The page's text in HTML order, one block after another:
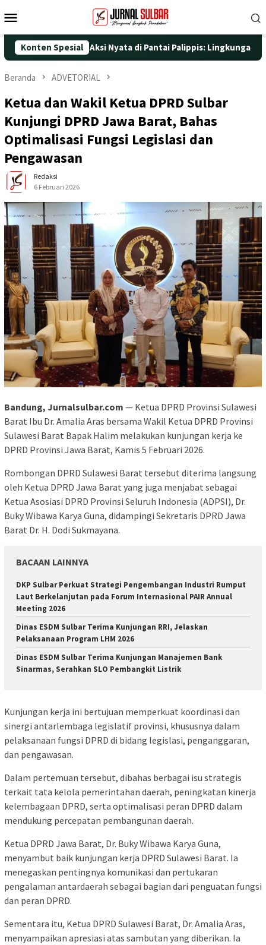
ke
Mobile
Konten Spesial
25 dengan Aksi Nyata di Pantai Palippis: Lingkungan dan
Beranda ADVETORIAL
Ketua dan Wakil Ketua DPRD Sulbar
Kunjungi DPRD Jawa Barat, Bahas
Optimalisasi Fungsi Legislasi dan
Pengawasan
Redaksi
6 Februari 2026
Bandung, Jurnalsulbar.com — Ketua DPRD Provinsi Sulawesi
Barat Ibu Dr. Amalia Aras bersama Wakil Ketua DPRD Provinsi
Sulawesi Barat Bapak Halim melakukan kunjungan kerja ke
DPRD Provinsi Jawa Barat, Kamis 5 Februari 2026.
Rombongan DPRD Sulawesi Barat tersebut diterima langsung
oleh Ketua DPRD Jawa Barat yang juga menjabat sebagai
Ketua Asosiasi DPRD Provinsi Seluruh Indonesia (ADPSI), Dr.
Buky Wibawa Karya Guna, didampingi Sekretaris DPRD Jawa
Barat Dr. H. Dodi Sukmayana.
BACAAN LAINNYA
DKP Sulbar Perkuat Strategi Pengembangan Industri Rumput
Laut Berkelanjutan pada Forum Internasional PAIR Annual
Meeting 2026
Dinas ESDM Sulbar Terima Kunjungan RRI, Jelaskan
Pelaksanaan Program LHM 2026
Dinas ESDM Sulbar Terima Kunjungan Manajemen Bank
Sinarmas, Serahkan SLO Pembangkit Listrik
Kunjungan kerja ini bertujuan memperkuat koordinasi dan
sinergi antarlembaga legislatif provinsi, khususnya dalam
pelaksanaan fungsi DPRD di bidang legislasi, penganggaran,
dan pengawasan.
Dalam pertemuan tersebut, dibahas berbagai isu strategis
terkait tata kelola pemerintahan daerah, peningkatan kinerja
kelembagaan DPRD, serta optimalisasi peran DPRD dalam
mendukung percepatan pembangunan daerah.
Ketua DPRD Jawa Barat, Dr. Buky Wibawa Karya Guna,
menyambut baik kunjungan kerja DPRD Sulawesi Barat. Ia
menegaskan pentingnya komunikasi dan pertukaran
pengalaman antardaerah sebagai bagian dari penguatan fungsi
dan peran DPRD.
Sementara itu, Ketua DPRD Sulawesi Barat, Dr. Amalia Aras,
menyampaikan apresiasi atas sambutan yang diberikan. Ia